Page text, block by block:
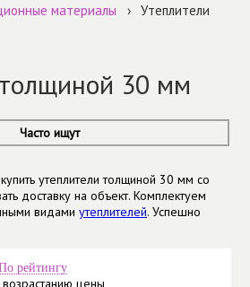
материалы ›
Утеплители
30 мм
Часто ищут
утеплители толщиной 30 мм со
доставку на объект. Комплектуем
видами утеплителей. Успешно
рейтингу
цены